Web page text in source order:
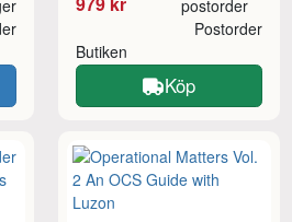
postorder
Butiken
Postorder
Köp